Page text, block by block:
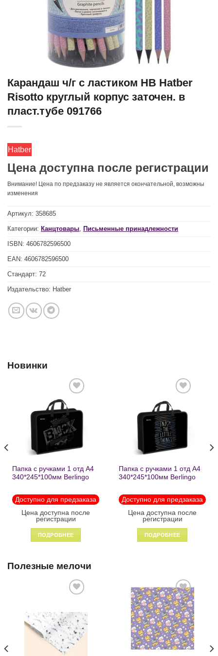
Карандаш ч/г с ластиком HB Hatber
Risotto круглый корпус заточен. в
пласт.тубе 091766
Hatber
Цена доступна после регистрации
Внимание! Цена по предзаказу не является окончательной, возможны
изменения
Артикул: 358685
Категории: Канцтовары Письменные принадлежности
ISBN: 4606782596500
EAN: 4606782596500
Стандарт: 72
Издательство: Hatber
Новинки
Добавить
в список
желаний
Папка с ручками 1 отд А4
340*245*100мм Berlingo
молнии1246
Доступно для предзаказа
Цена доступна после
регистрации
ПОДРОБНЕЕ
Добавить
в список
желаний
Папка с ручками 1 отд А4
340*245*100мм Berlingo
пластик на молнии 1215
Доступно для предзаказа
Цена доступна после
регистрации
ПОДРОБНЕЕ
Полезные мелочи
желаний
Добавить
в список
желаний